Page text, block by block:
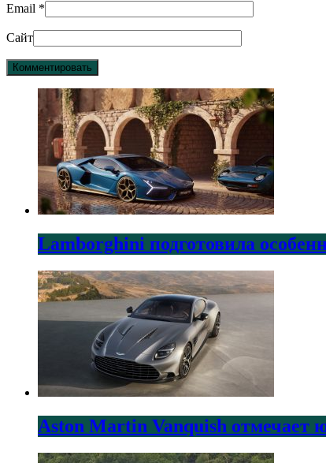
Email *
Сайт
Lamborghini подготовила
Aston Martin Vanquish отмечает